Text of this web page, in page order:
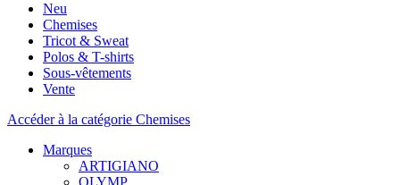
Neu
Chemises
Tricot & Sweat
Polos & T-shirts
Sous-vêtements
Vente
Accéder à la catégorie Chemises
Marques
ARTIGIANO
OLYMP